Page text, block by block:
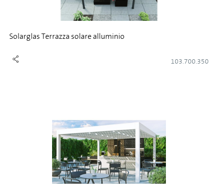
Solarglas Terrazza solare alluminio
103.700.350